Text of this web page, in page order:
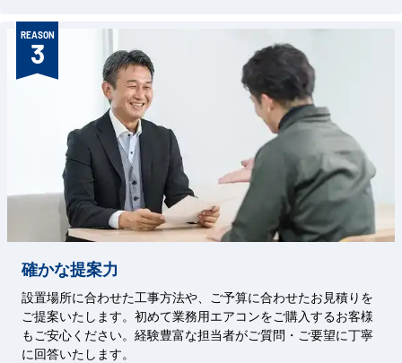
REASON
3
確かな提案力
設置場所に合わせた工事方法や、ご予算に合わせたお見積りを
ご提案いたします。初めて業務用エアコンをご購入するお客様
もご安心ください。経験豊富な担当者がご質問・ご要望に丁寧
に回答いたします。